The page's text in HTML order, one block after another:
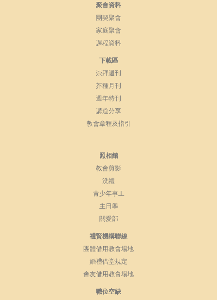
聚會資料
團契聚會
家庭聚會
課程資料
下載區
崇拜週刊
芥種月刊
週年特刊
講道分享
教會章程及指引
照相館
教會剪影
洗禮
青少年事工
主日學
關愛部
禮賢機構聯線
團體借用教會場地
婚禮借堂規定
會友借用教會場地
職位空缺